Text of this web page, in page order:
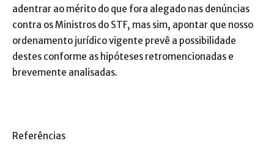
adentrar ao mérito do que fora alegado nas denúncias
contra os Ministros do STF, mas sim, apontar que nosso
ordenamento jurídico vigente prevê a possibilidade
destes conforme as hipóteses retromencionadas e
brevemente analisadas.
Referências